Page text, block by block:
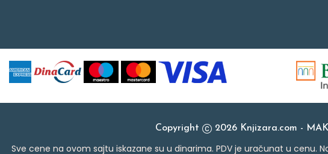
Copyright 2026 Knjizara.com -
Sve cene na ovom sajtu iskazane su u dinarima. PDV je uračunat u cenu.